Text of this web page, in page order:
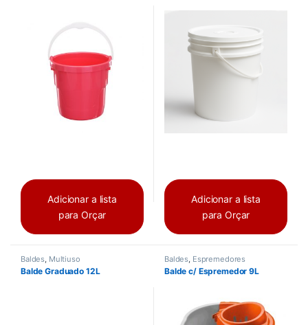
Adicionar a lista
para Orçar
Adicionar a lista
para Orçar
Baldes Multiuso
Balde Graduado 12L
Baldes Espremedores
Balde c/ Espremedor 9L